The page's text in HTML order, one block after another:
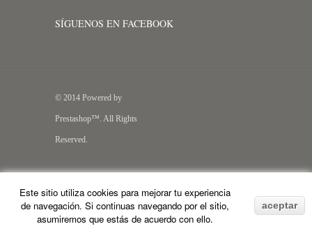
Este sitio utiliza cookies para mejorar tu experiencia
de navegación. Si continuas navegando por el sitio,
asumiremos que estás de acuerdo con ello.
aceptar
SÍGUENOS EN FACEBOOK
© 2014 Powered by
Prestashop™. All Rights
Reserved.